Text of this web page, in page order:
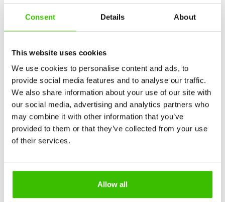
Consent Details About
This website uses cookies
We use cookies to personalise content and ads, to
provide social media features and to analyse our traffic.
We also share information about your use of our site with
our social media, advertising and analytics partners who
may combine it with other information that you’ve
provided to them or that they’ve collected from your use
of their services.
Allow all